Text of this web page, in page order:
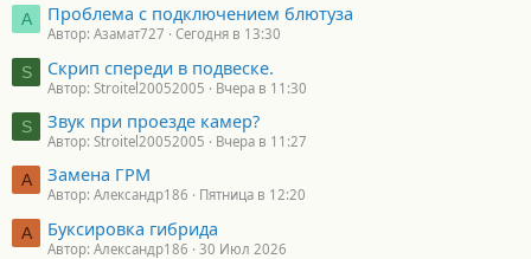
А Проблема с подключением блютуза
Автор: Азамат727 Сегодня в 13:30
S Скрип спереди в подвеске.
Автор: Stroitel20052005 Вчера в 11:30
S Звук при проезде камер?
Автор: Stroitel20052005 Вчера в 11:27
А Замена ГРМ
Автор: Александр186 Пятница в 12:20
А Буксировка гибрида
Автор: Александр186 30 Июл 2026